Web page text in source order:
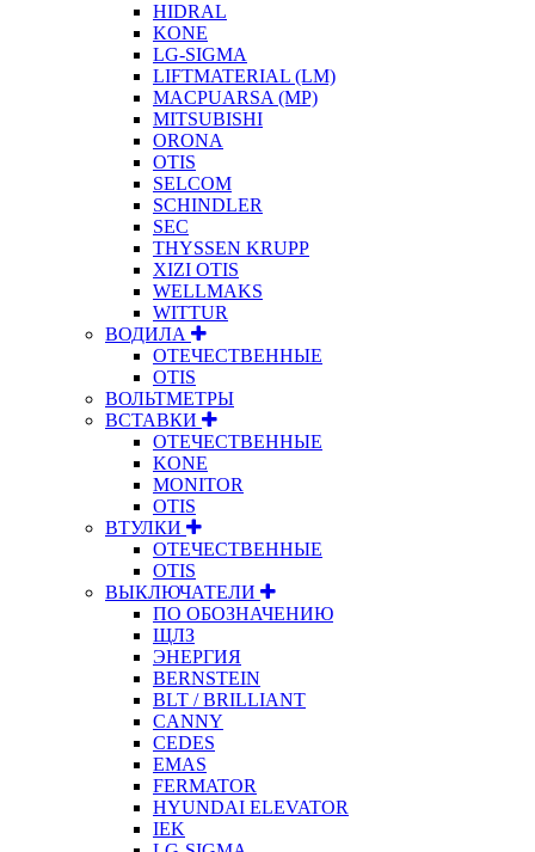
HIDRAL
KONE
LG-SIGMA
LIFTMATERIAL (LM)
MACPUARSA (MP)
MITSUBISHI
ORONA
OTIS
SELCOM
SCHINDLER
SEC
THYSSEN KRUPP
XIZI OTIS
WELLMAKS
WITTUR
ВОДИЛА
ОТЕЧЕСТВЕННЫЕ
OTIS
ВОЛЬТМЕТРЫ
ВСТАВКИ
ОТЕЧЕСТВЕННЫЕ
KONE
MONITOR
OTIS
ВТУЛКИ
ОТЕЧЕСТВЕННЫЕ
OTIS
ВЫКЛЮЧАТЕЛИ
ПО ОБОЗНАЧЕНИЮ
ЩЛЗ
ЭНЕРГИЯ
BERNSTEIN
BLT / BRILLIANT
CANNY
CEDES
EMAS
FERMATOR
HYUNDAI ELEVATOR
IEK